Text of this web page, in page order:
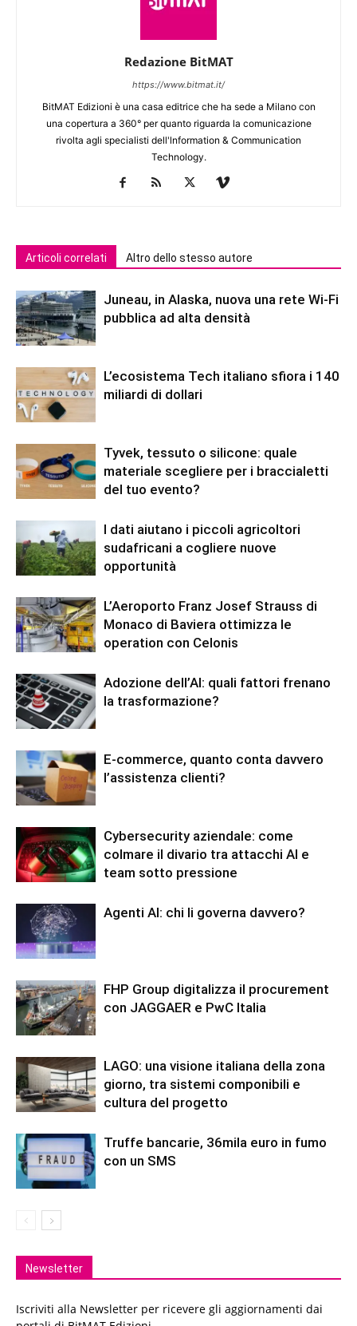
Redazione BitMAT
https://www.bitmat.it/
BitMAT Edizioni è una casa editrice che ha sede a Milano con
una copertura a 360° per quanto riguarda la comunicazione
rivolta agli specialisti dell'lnformation & Communication
Technology.
Articoli correlati Altro dello stesso autore
Juneau, in Alaska, nuova una rete Wi-Fi
pubblica ad alta densità
L’ecosistema Tech italiano sfiora i 140
miliardi di dollari
Tyvek, tessuto o silicone: quale
materiale scegliere per i braccialetti
del tuo evento?
I dati aiutano i piccoli agricoltori
sudafricani a cogliere nuove
opportunità
L’Aeroporto Franz Josef Strauss di
Monaco di Baviera ottimizza le
operation con Celonis
Adozione dell’AI: quali fattori frenano
la trasformazione?
E-commerce, quanto conta davvero
l’assistenza clienti?
Cybersecurity aziendale: come
colmare il divario tra attacchi AI e
team sotto pressione
Agenti AI: chi li governa davvero?
FHP Group digitalizza il procurement
con JAGGAER e PwC Italia
LAGO: una visione italiana della zona
giorno, tra sistemi componibili e
cultura del progetto
Truffe bancarie, 36mila euro in fumo
con un SMS
Newsletter
Iscriviti alla Newsletter per ricevere gli aggiornamenti dai